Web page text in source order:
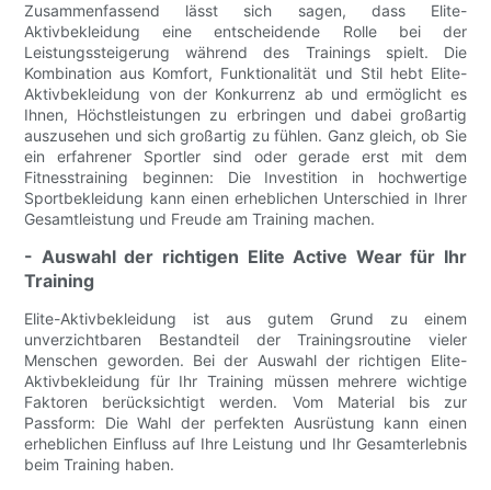
Zusammenfassend lässt sich sagen, dass Elite-
Aktivbekleidung eine entscheidende Rolle bei der
Leistungssteigerung während des Trainings spielt. Die
Kombination aus Komfort, Funktionalität und Stil hebt Elite-
Aktivbekleidung von der Konkurrenz ab und ermöglicht es
Ihnen, Höchstleistungen zu erbringen und dabei großartig
auszusehen und sich großartig zu fühlen. Ganz gleich, ob Sie
ein erfahrener Sportler sind oder gerade erst mit dem
Fitnesstraining beginnen: Die Investition in hochwertige
Sportbekleidung kann einen erheblichen Unterschied in Ihrer
Gesamtleistung und Freude am Training machen.
- Auswahl der richtigen Elite Active Wear für Ihr
Training
Elite-Aktivbekleidung ist aus gutem Grund zu einem
unverzichtbaren Bestandteil der Trainingsroutine vieler
Menschen geworden. Bei der Auswahl der richtigen Elite-
Aktivbekleidung für Ihr Training müssen mehrere wichtige
Faktoren berücksichtigt werden. Vom Material bis zur
Passform: Die Wahl der perfekten Ausrüstung kann einen
erheblichen Einfluss auf Ihre Leistung und Ihr Gesamterlebnis
beim Training haben.